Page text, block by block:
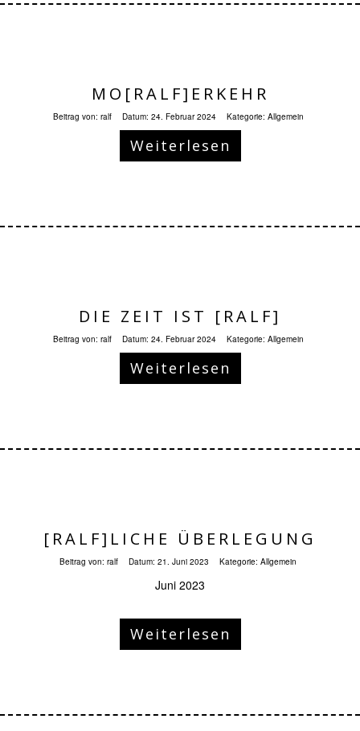
MO[RALF]ERKEHR
Beitrag von: ralf Datum: 24. Februar 2024 Kategorie: Allgemein
Weiterlesen
DIE ZEIT IST [RALF]
Beitrag von: ralf Datum: 24. Februar 2024 Kategorie: Allgemein
Weiterlesen
[RALF]LICHE ÜBERLEGUNG
Beitrag von: ralf Datum: 21. Juni 2023 Kategorie: Allgemein
Juni 2023
Weiterlesen